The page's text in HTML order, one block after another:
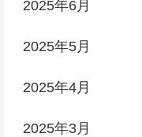
2025年6月
2025年5月
2025年4月
2025年3月